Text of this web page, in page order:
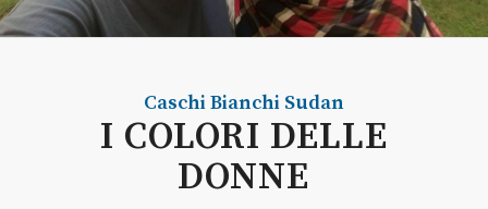
Caschi Bianchi Sudan
I COLORI DELLE
DONNE